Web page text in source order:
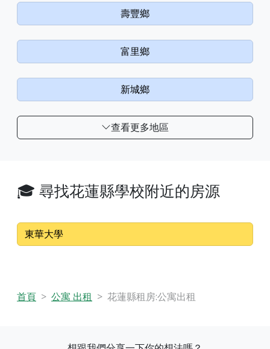
壽豐鄉
富里鄉
新城鄉
查看更多地區
🎓 尋找花蓮縣學校附近的房源
東華大學
首頁 公寓 出租 花蓮縣租房:公寓出租